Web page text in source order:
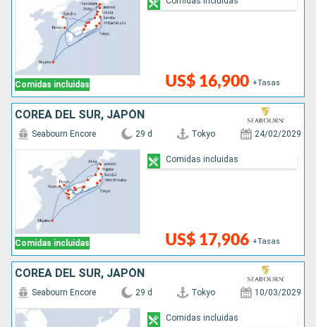
Comidas incluidas US$ 16,900 +Tasas
COREA DEL SUR, JAPÓN
Comidas incluidas
Seabourn Encore 29 d Tokyo 24/02/2029
US$ 17,906 +Tasas
Comidas incluidas
COREA DEL SUR, JAPÓN
Seabourn Encore 29 d Tokyo 10/03/2029
Comidas incluidas